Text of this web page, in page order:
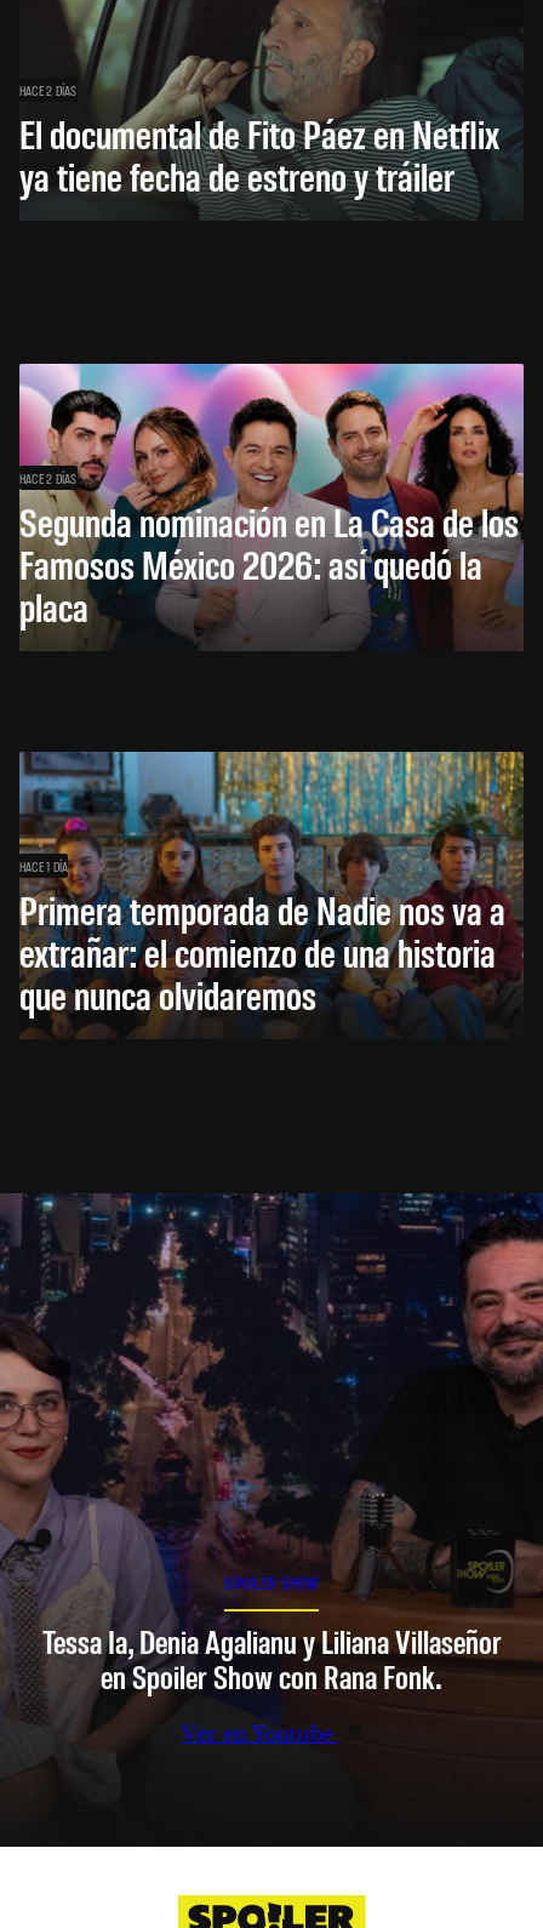
HACE 2 DÍAS
El documental de Fito Páez en Netflix
ya tiene fecha de estreno y tráiler
HACE 2 DÍAS
Segunda nominación en La Casa de los
Famosos México 2026: así quedó la
placa
HACE 1 DÍA
Primera temporada de Nadie nos va a
extrañar: el comienzo de una historia
que nunca olvidaremos
SPOILER SHOW
Tessa Ia, Denia Agalianu y Liliana Villaseñor
en Spoiler Show con Rana Fonk.
Ver en Youtube